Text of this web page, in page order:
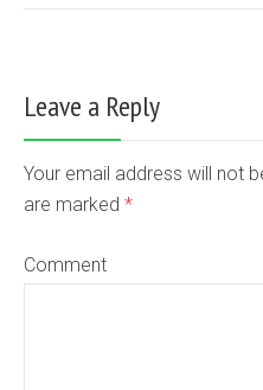
Leave a Reply
Your email address will not
are marked *
Comment